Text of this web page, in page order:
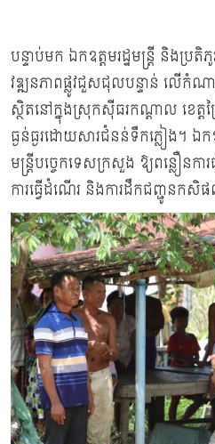
បន្ទាប់មក ឯកឧត្តមរដ្ឋមន្ត្រី និងប្
វឌ្ឍនភាពផ្លូវជួសជុលបន្ទាន់ លើកំណា
ស្ថិតនៅក្នុងស្រុកស៊ីធរកណ្តាល ខេត្ត
ធ្ងន់ធ្ងរដោយសារជំនន់ទឹកភ្លៀង។ ឯក
មន្ត្រីបច្ចេកទេសក្រសួង ឱ្យពន្លឿន
ការធ្វើដំណើរ និងការដឹកជញ្ជូនកសិ